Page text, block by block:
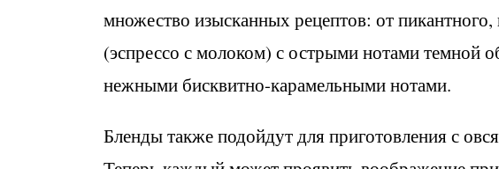
множество изысканных рецептов: от пикантного,
(эспрессо с молоком) с острыми нотами темной
нежными бисквитно-карамельными нотами.
Бленды также подойдут для приготовления с